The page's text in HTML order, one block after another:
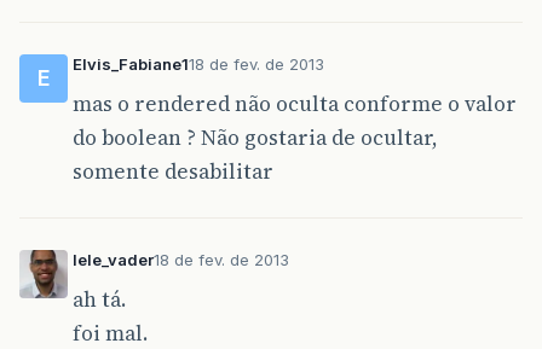
E
Elvis_Fabiane118 de fev. de 2013
mas o rendered não oculta conforme o valor
do boolean ? Não gostaria de ocultar,
somente desabilitar
lele_vader18 de fev. de 2013
ah tá.
foi mal.